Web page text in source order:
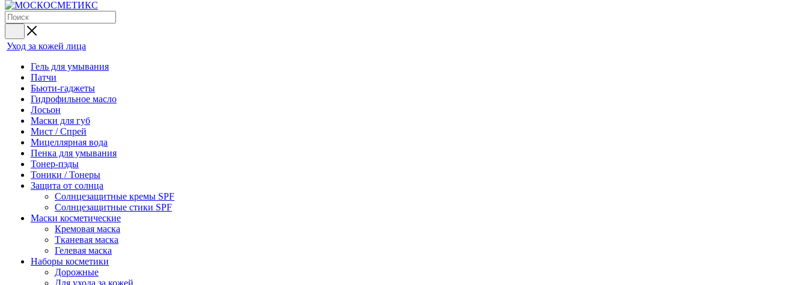
Уход за кожей лица
Гель для умывания
Патчи
Бьюти-гаджеты
Гидрофильное масло
Лосьон
Маски для губ
Мист / Спрей
Мицеллярная вода
Пенка для умывания
Тонер-пэды
Тоники / Тонеры
Защита от солнца
Солнцезащитные кремы SPF
Солнцезащитные стики SPF
Маски косметические
Кремовая маска
Тканевая маска
Гелевая маска
Наборы косметики
Дорожные
Для ухода за кожей